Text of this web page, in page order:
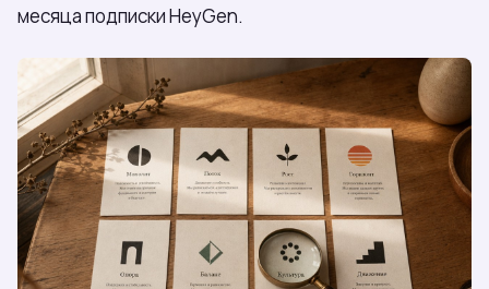
месяца подписки HeyGen.